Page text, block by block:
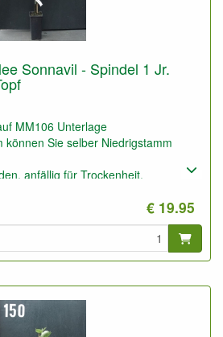
Sonnavil - Spindel 1 Jr.
MM106 Unterlage
können Sie selber Niedrigstamm
anfällig für Trockenheit.
geeignet für Halbstamm
€ 19.95